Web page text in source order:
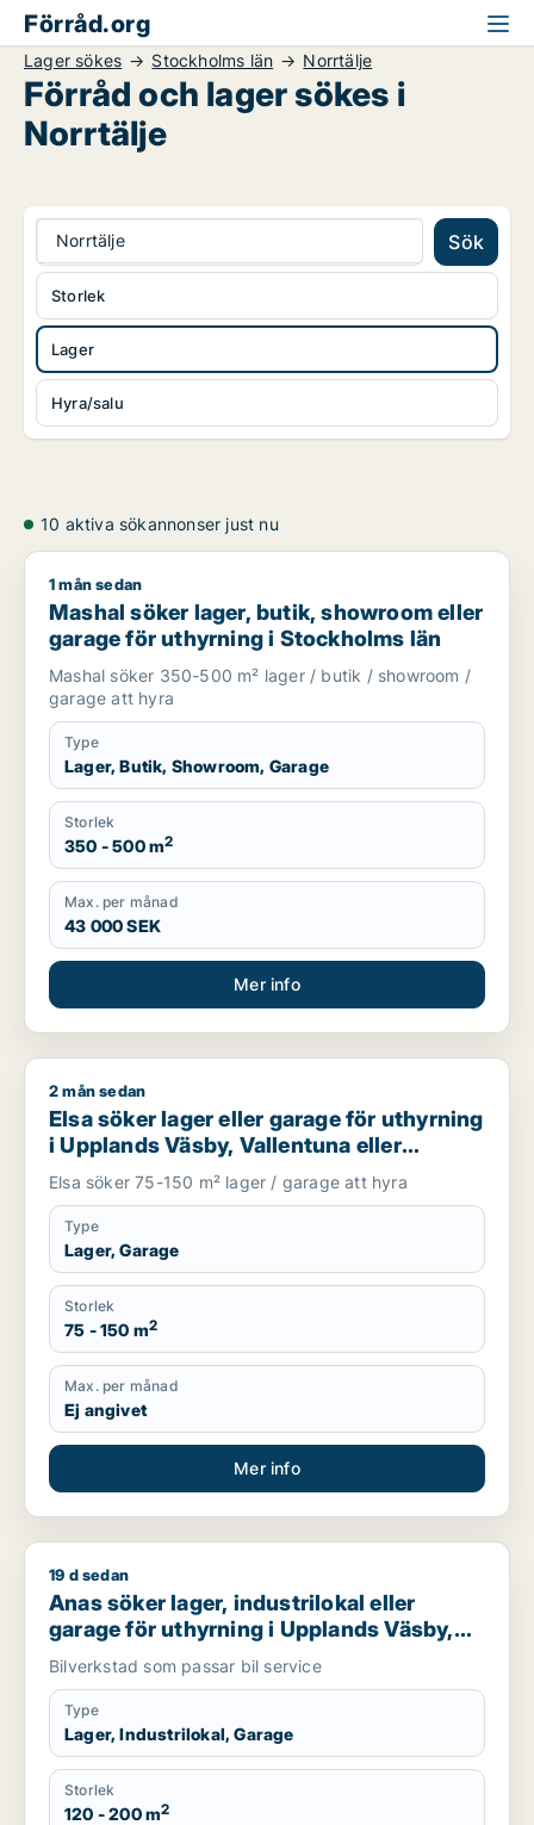
Förråd.org
Lager sökes Stockholms län Norrtälje
Förråd och lager sökes i
Norrtälje
Norrtälje Sök
Lager
Hyra/salu
Storlek
10 aktiva sökannonser just nu
Mashal söker lager, butik, showroom eller garage för
1 mån sedan
Mashal söker lager, butik, showroom eller
garage för uthyrning i Stockholms län
Mashal söker 350-500 m² lager / butik / showroom /
garage att hyra
Type
Lager, Butik, Showroom, Garage
Storlek
350 - 500 m2
Max. per månad
43 000 SEK
Mer info
Elsa söker lager eller garage för uthyrning i Upplands
2 mån sedan
Elsa söker lager eller garage för uthyrning
i Upplands Väsby, Vallentuna eller
Upplands-Bro m.fl.
Elsa söker 75-150 m² lager / garage att hyra
Type
Lager, Garage
Storlek
75 - 150 m2
Max. per månad
Ej angivet
Mer info
Anas söker lager, industrilokal eller garage för uthyrning i
19 d sedan
Anas söker lager, industrilokal eller
garage för uthyrning i Upplands Väsby,
Vallentuna eller Upplands-Bro m.fl.
Bilverkstad som passar bil service
Type
Lager, Industrilokal, Garage
Storlek
120 - 200 m2